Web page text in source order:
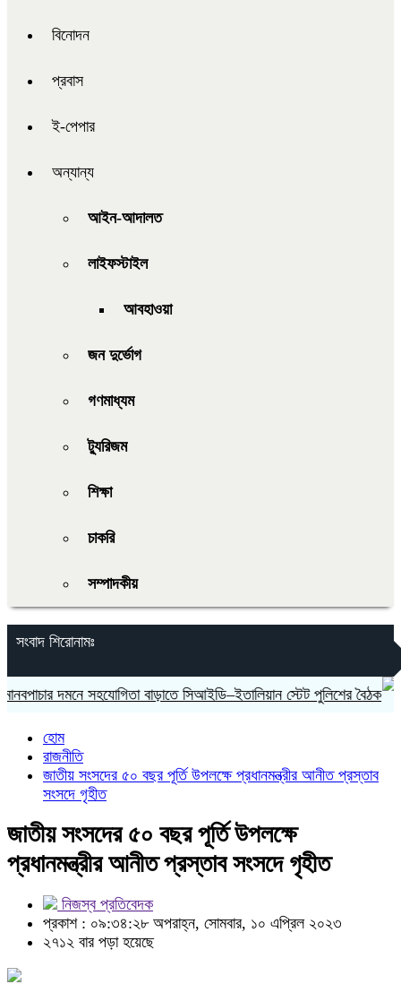
বিনোদন
প্রবাস
ই-পেপার
অন্যান্য
আইন-আদালত
লাইফস্টাইল
আবহাওয়া
জন দুর্ভোগ
গণমাধ্যম
ট্যুরিজম
শিক্ষা
চাকরি
সম্পাদকীয়
সংবাদ শিরোনামঃ
দমনে সহযোগিতা বাড়াতে সিআইডি–ইতালিয়ান স্টেট পুলিশের বৈঠক
হোম
রাজনীতি
জাতীয় সংসদের ৫০ বছর পূর্তি উপলক্ষে প্রধানমন্ত্রীর আনীত প্রস্তাব
সংসদে গৃহীত
জাতীয় সংসদের ৫০ বছর পূর্তি উপলক্ষে
প্রধানমন্ত্রীর আনীত প্রস্তাব সংসদে গৃহীত
নিজস্ব প্রতিবেদক
প্রকাশ : ০৯:৩৪:২৮ অপরাহ্ন, সোমবার, ১০ এপ্রিল ২০২৩
২৭১২ বার পড়া হয়েছে